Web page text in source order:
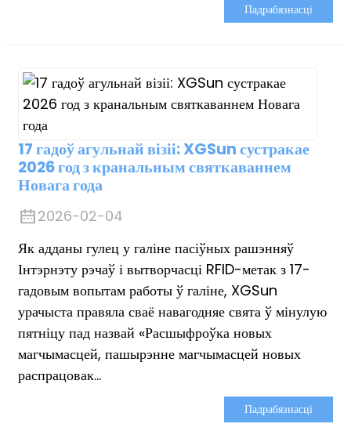
Падрабязнасці
17 гадоў агульнай візіі: XGSun сустракае
2026 год з кранальным святкаваннем
Новага года
2026-02-04
Як адданы гулец у галіне пасіўных рашэнняў
Інтэрнэту рэчаў і вытворчасці RFID-метак з 17-
гадовым вопытам работы ў галіне, XGSun
урачыста правяла сваё навагодняе свята ў мінулую
пятніцу пад назвай «Расшыфроўка новых
магчымасцей, пашырэнне магчымасцей новых
распрацовак...
Падрабязнасці